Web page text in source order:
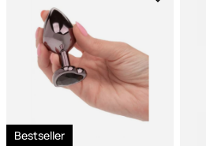
Bestseller